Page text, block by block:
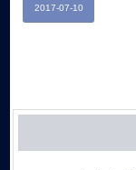
2017-07-10